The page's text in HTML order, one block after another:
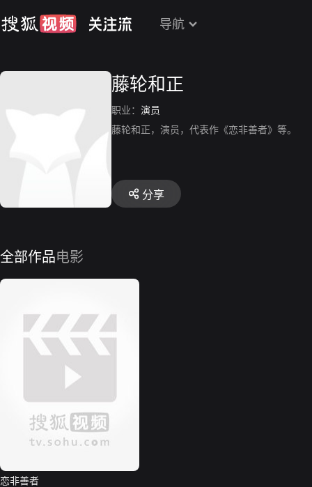
导航
藤轮和正
职业： 演员
藤轮和正，演员，代表作《恋非善者》等。
分享
全部作品电影
恋非善者